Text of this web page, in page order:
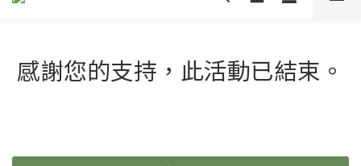
一次備好〔馬上了解〕
襪〔立即了解〕
感謝您的支持，此活動已結束。